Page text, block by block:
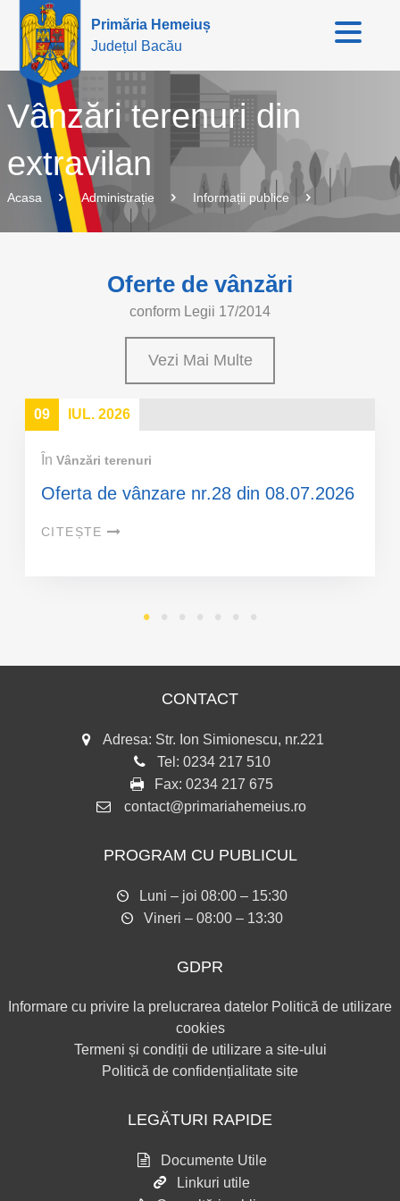
Primăria Hemeiuș
Județul Bacău
Vânzări terenuri din
extravilan
Acasa Administrație Informații publice
Oferte de vânzări
conform Legii 17/2014
Vezi Mai Multe
09 IUL. 2026
În Vânzări terenuri
Oferta de vânzare nr.28 din 08.07.2026
CITEȘTE
CONTACT
Adresa: Str. Ion Simionescu, nr.221
Tel: 0234 217 510
Fax: 0234 217 675
contact@primariahemeius.ro
PROGRAM CU PUBLICUL
Luni – joi 08:00 – 15:30
Vineri – 08:00 – 13:30
GDPR
Informare cu privire la prelucrarea datelor Politică de utilizare
cookies
Termeni și condiții de utilizare a site-ului
Politică de confidențialitate site
LEGĂTURI RAPIDE
Documente Utile
Linkuri utile